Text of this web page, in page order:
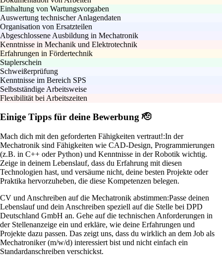
Einhaltung von Wartungsvorgaben
Auswertung technischer Anlagendaten
Organisation von Ersatzteilen
Abgeschlossene Ausbildung in Mechatronik
Kenntnisse in Mechanik und Elektrotechnik
Erfahrungen in Fördertechnik
Staplerschein
Schweißerprüfung
Kenntnisse im Bereich SPS
Selbstständige Arbeitsweise
Flexibilität bei Arbeitszeiten
Einige Tipps für deine Bewerbung 🫡
Mach dich mit den geforderten Fähigkeiten vertraut!:In der
Mechatronik sind Fähigkeiten wie CAD-Design, Programmierungen
(z.B. in C++ oder Python) und Kenntnisse in der Robotik wichtig.
Zeige in deinem Lebenslauf, dass du Erfahrung mit diesen
Technologien hast, und versäume nicht, deine besten Projekte oder
Praktika hervorzuheben, die diese Kompetenzen belegen.
CV und Anschreiben auf die Mechatronik abstimmen:Passe deinen
Lebenslauf und dein Anschreiben speziell auf die Stelle bei DPD
Deutschland GmbH an. Gehe auf die technischen Anforderungen in
der Stellenanzeige ein und erkläre, wie deine Erfahrungen und
Projekte dazu passen. Das zeigt uns, dass du wirklich an dem Job als
Mechatroniker (m/w/d) interessiert bist und nicht einfach ein
Standardanschreiben verschickst.